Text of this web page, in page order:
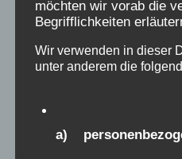
Verschickungskinder
Namen dürfen, auch
nur initialisiert genannt
Spenden für die
möchten wir vorab die
Begrifflichkeiten
Wir verwenden in dieser
unter anderem die
a)